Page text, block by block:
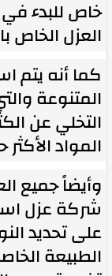
خاص للبدء
العزل الخاص
كما أنه يتم
المتنوعة
التخلي عن
المواد
وأيضاً جميع
شركة عزل
على تحديد
الطبيعة